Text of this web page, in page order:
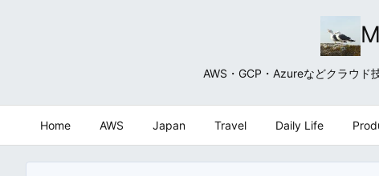
AWS・GCP・Azureなどクラウド
Home AWS Japan Travel Daily Life